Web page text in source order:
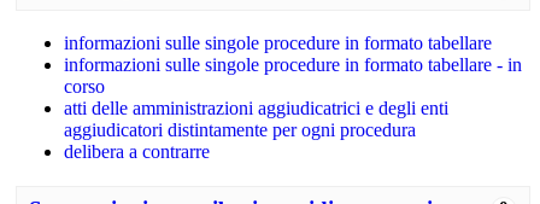
informazioni sulle singole procedure in formato tabellare
informazioni sulle singole procedure in formato tabellare - in
corso
atti delle amministrazioni aggiudicatrici e degli enti
aggiudicatori distintamente per ogni procedura
delibera a contrarre